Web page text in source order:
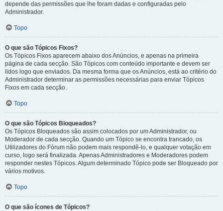
depende das permissões que lhe foram dadas e configuradas pelo
Administrador.
Topo
O que são Tópicos Fixos?
Os Tópicos Fixos aparecem abaixo dos Anúncios, e apenas na primeira
página de cada secção. São Tópicos com conteúdo importante e devem ser
lidos logo que enviados. Da mesma forma que os Anúncios, está ao critério do
Administrador determinar as permissões necessárias para enviar Tópicos
Fixos em cada secção.
Topo
O que são Tópicos Bloqueados?
Os Tópicos Bloqueados são assim colocados por um Administrador, ou
Moderador de cada secção. Quando um Tópico se encontra trancado, os
Utilizadores do Fórum não podem mais respondê-lo, e qualquer votação em
curso, logo será finalizada. Apenas Administradores e Moderadores podem
responder nestes Tópicos. Algum determinado Tópico pode ser Bloqueado por
vários motivos.
Topo
O que são ícones de Tópicos?